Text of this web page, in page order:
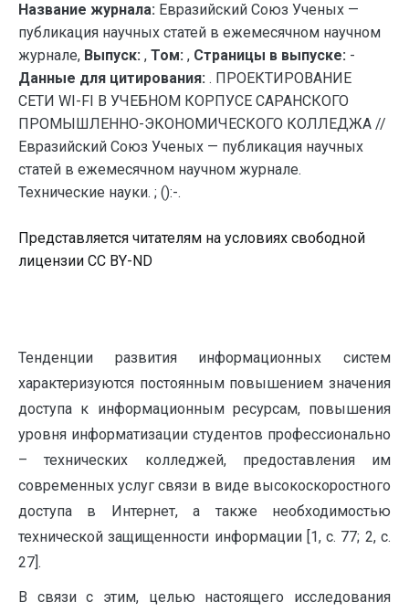
Название журнала: Евразийский Союз Ученых —
публикация научных статей в ежемесячном научном
журнале, Выпуск: , Том: , Страницы в выпуске: -
Данные для цитирования: . ПРОЕКТИРОВАНИЕ
СЕТИ WI-FI В УЧЕБНОМ КОРПУСЕ САРАНСКОГО
ПРОМЫШЛЕННО-ЭКОНОМИЧЕСКОГО КОЛЛЕДЖА //
Евразийский Союз Ученых — публикация научных
статей в ежемесячном научном журнале.
Технические науки. ; ():-.
Представляется читателям на условиях свободной
лицензии CC BY-ND
Тенденции развития информационных систем
характеризуются постоянным повышением значения
доступа к информационным ресурсам, повышения
уровня информатизации студентов профессионально
– технических колледжей, предоставления им
современных услуг связи в виде высокоскоростного
доступа в Интернет, а также необходимостью
технической защищенности информации [1, с. 77; 2, с.
27].
В связи с этим, целью настоящего исследования